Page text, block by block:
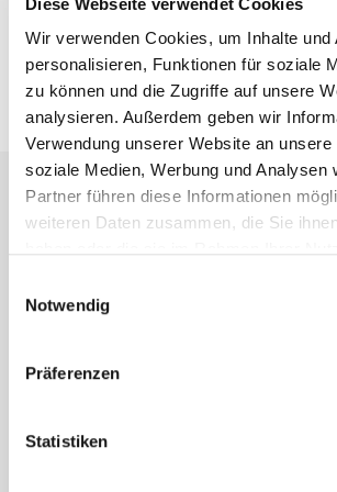
Wir verwenden Cookies, um Inhalte und
personalisieren, Funktionen für soziale
zu können und die Zugriffe auf unsere
analysieren. Außerdem geben wir
Verwendung unserer Website an
soziale Medien, Werbung und Analysen
Partner führen diese Informationen
weiteren Daten zusammen, die Sie
Notwendig
Präferenzen
Statistiken
Beschreibung
Insektenlampe 36 Watt –
Erfassungsbereich und
Die Insektenlampe 36 Watt ist eine
loszuwerden. Mit ihrer starken 36-Watt-
Lampe mühelos Mücken, Fliegen und